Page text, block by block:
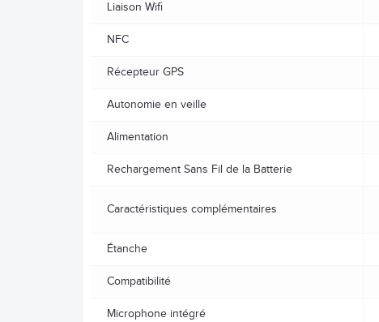
Liaison Wifi
NFC
Récepteur GPS
Autonomie en veille
Alimentation
Rechargement Sans Fil de la Batterie
Caractéristiques complémentaires
Étanche
Compatibilité
Microphone intégré